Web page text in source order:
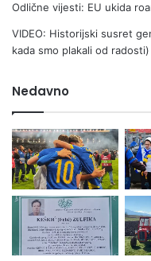
Odlične vijesti: EU ukida
VIDEO: Historijski susret
kada smo plakali od radosti)
Nedavno